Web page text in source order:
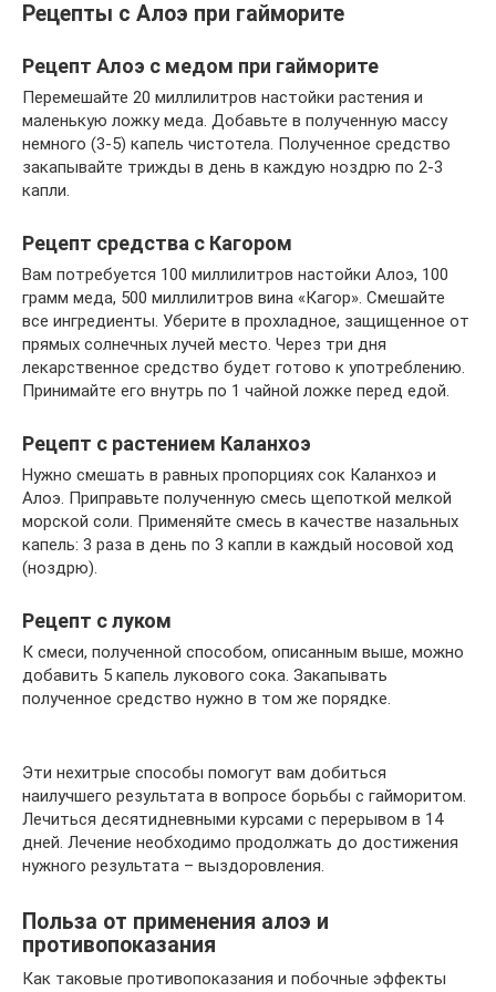
Рецепты с Алоэ при гайморите
Рецепт Алоэ с медом при гайморите
Перемешайте 20 миллилитров настойки растения и
маленькую ложку меда. Добавьте в полученную массу
немного (3-5) капель чистотела. Полученное средство
закапывайте трижды в день в каждую ноздрю по 2-3
капли.
Рецепт средства с Кагором
Вам потребуется 100 миллилитров настойки Алоэ, 100
грамм меда, 500 миллилитров вина «Кагор». Смешайте
все ингредиенты. Уберите в прохладное, защищенное от
прямых солнечных лучей место. Через три дня
лекарственное средство будет готово к употреблению.
Принимайте его внутрь по 1 чайной ложке перед едой.
Рецепт с растением Каланхоэ
Нужно смешать в равных пропорциях сок Каланхоэ и
Алоэ. Приправьте полученную смесь щепоткой мелкой
морской соли. Применяйте смесь в качестве назальных
капель: 3 раза в день по 3 капли в каждый носовой ход
(ноздрю).
Рецепт с луком
К смеси, полученной способом, описанным выше, можно
добавить 5 капель лукового сока. Закапывать
полученное средство нужно в том же порядке.
Эти нехитрые способы помогут вам добиться
наилучшего результата в вопросе борьбы с гайморитом.
Лечиться десятидневными курсами с перерывом в 14
дней. Лечение необходимо продолжать до достижения
нужного результата – выздоровления.
Польза от применения алоэ и
противопоказания
Как таковые противопоказания и побочные эффекты